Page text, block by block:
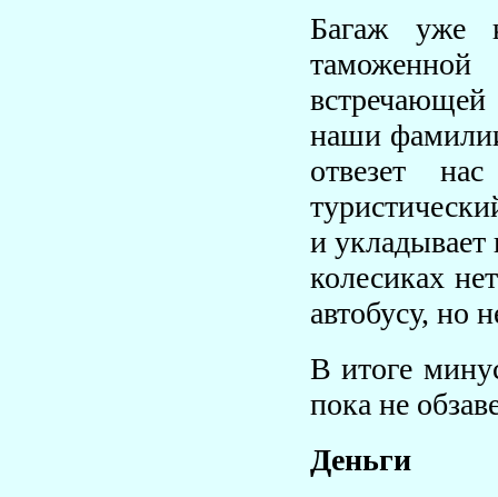
Багаж уже
наши
отвезет
и
колесиках
автобусу, но
В итоге
пока не
Деньги